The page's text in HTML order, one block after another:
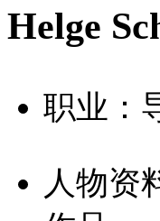
Helge
职业：
人物资